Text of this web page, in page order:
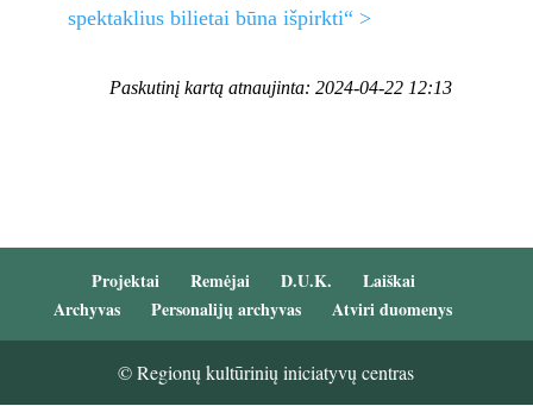
spektaklius bilietai būna išpirkti“ >
Paskutinį kartą atnaujinta: 2024-04-22 12:13
Projektai Remėjai D.U.K.
Laiškai
Archyvas
Personalijų archyvas Atviri duomenys
© Regionų kultūrinių iniciatyvų centras